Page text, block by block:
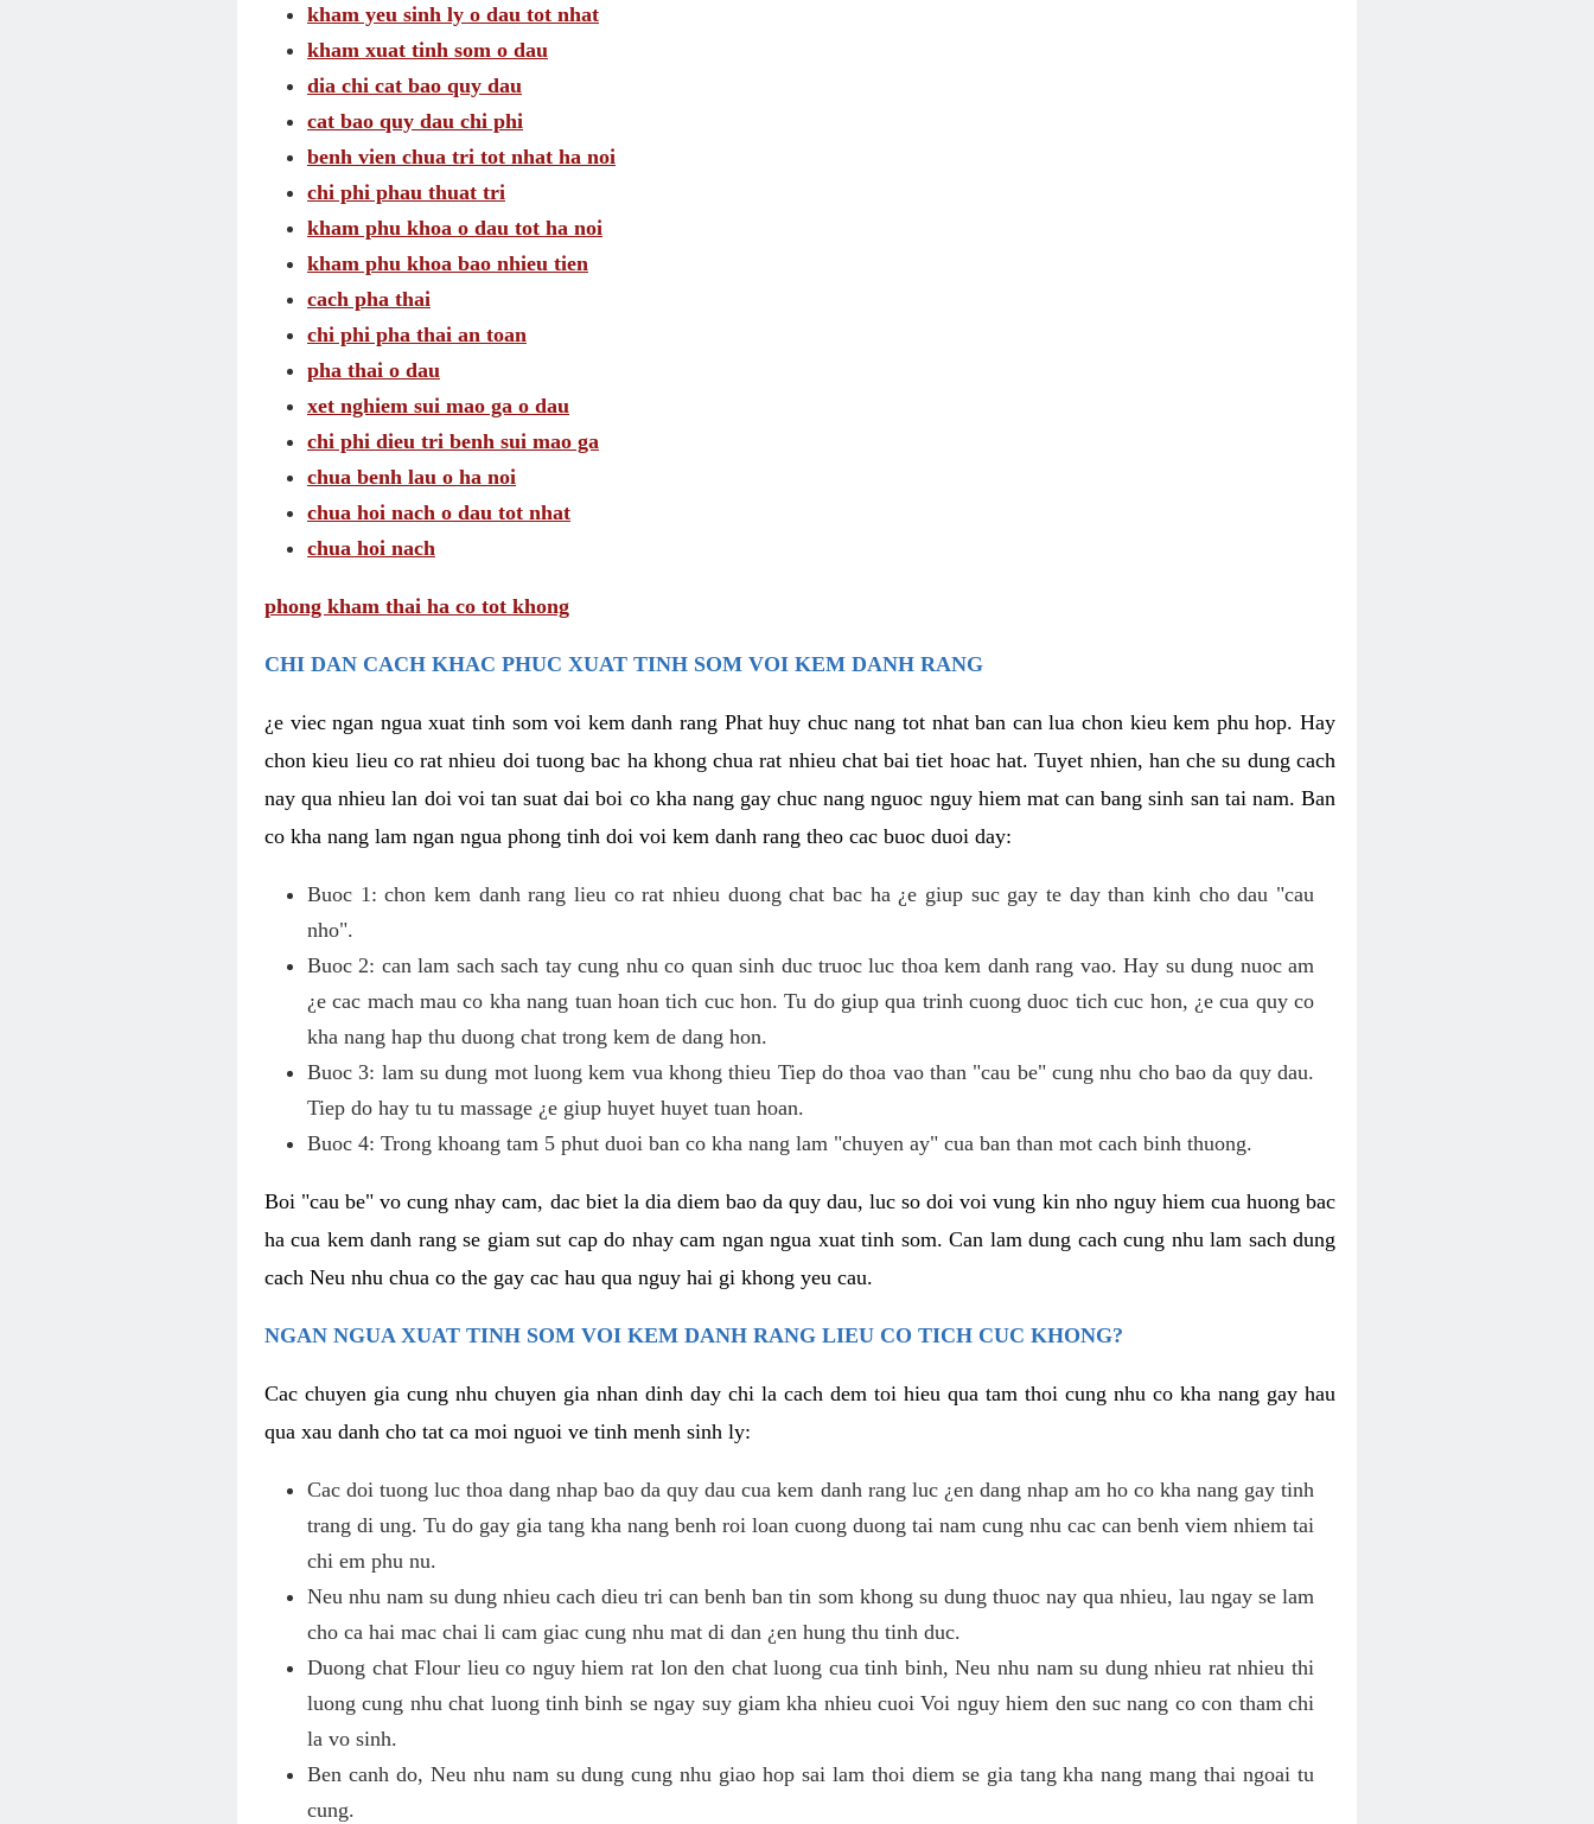
kham yeu sinh ly o dau tot nhat
kham xuat tinh som o dau
dia chi cat bao quy dau
cat bao quy dau chi phi
benh vien chua tri tot nhat ha noi
chi phi phau thuat tri
kham phu khoa o dau tot ha noi
kham phu khoa bao nhieu tien
cach pha thai
chi phi pha thai an toan
pha thai o dau
xet nghiem sui mao ga o dau
chi phi dieu tri benh sui mao ga
chua benh lau o ha noi
chua hoi nach o dau tot nhat
chua hoi nach
phong kham thai ha co tot khong
CHI DAN CACH KHAC PHUC XUAT TINH SOM VOI KEM DANH RANG
¿e viec ngan ngua xuat tinh som voi kem danh rang Phat huy chuc nang tot nhat ban can lua chon kieu kem phu hop. Hay
chon kieu lieu co rat nhieu doi tuong bac ha khong chua rat nhieu chat bai tiet hoac hat. Tuyet nhien, han che su dung cach
nay qua nhieu lan doi voi tan suat dai boi co kha nang gay chuc nang nguoc nguy hiem mat can bang sinh san tai nam. Ban
co kha nang lam ngan ngua phong tinh doi voi kem danh rang theo cac buoc duoi day:
Buoc 1: chon kem danh rang lieu co rat nhieu duong chat bac ha ¿e giup suc gay te day than kinh cho dau "cau
nho".
Buoc 2: can lam sach sach tay cung nhu co quan sinh duc truoc luc thoa kem danh rang vao. Hay su dung nuoc am
¿e cac mach mau co kha nang tuan hoan tich cuc hon. Tu do giup qua trinh cuong duoc tich cuc hon, ¿e cua quy co
kha nang hap thu duong chat trong kem de dang hon.
Buoc 3: lam su dung mot luong kem vua khong thieu Tiep do thoa vao than "cau be" cung nhu cho bao da quy dau.
Tiep do hay tu tu massage ¿e giup huyet huyet tuan hoan.
Buoc 4: Trong khoang tam 5 phut duoi ban co kha nang lam "chuyen ay" cua ban than mot cach binh thuong.
Boi "cau be" vo cung nhay cam, dac biet la dia diem bao da quy dau, luc so doi voi vung kin nho nguy hiem cua huong bac
ha cua kem danh rang se giam sut cap do nhay cam ngan ngua xuat tinh som. Can lam dung cach cung nhu lam sach dung
cach Neu nhu chua co the gay cac hau qua nguy hai gi khong yeu cau.
NGAN NGUA XUAT TINH SOM VOI KEM DANH RANG LIEU CO TICH CUC KHONG?
Cac chuyen gia cung nhu chuyen gia nhan dinh day chi la cach dem toi hieu qua tam thoi cung nhu co kha nang gay hau
qua xau danh cho tat ca moi nguoi ve tinh menh sinh ly:
Cac doi tuong luc thoa dang nhap bao da quy dau cua kem danh rang luc ¿en dang nhap am ho co kha nang gay tinh
trang di ung. Tu do gay gia tang kha nang benh roi loan cuong duong tai nam cung nhu cac can benh viem nhiem tai
chi em phu nu.
Neu nhu nam su dung nhieu cach dieu tri can benh ban tin som khong su dung thuoc nay qua nhieu, lau ngay se lam
cho ca hai mac chai li cam giac cung nhu mat di dan ¿en hung thu tinh duc.
Duong chat Flour lieu co nguy hiem rat lon den chat luong cua tinh binh, Neu nhu nam su dung nhieu rat nhieu thi
luong cung nhu chat luong tinh binh se ngay suy giam kha nhieu cuoi Voi nguy hiem den suc nang co con tham chi
la vo sinh.
Ben canh do, Neu nhu nam su dung cung nhu giao hop sai lam thoi diem se gia tang kha nang mang thai ngoai tu
cung.